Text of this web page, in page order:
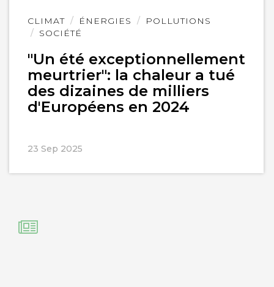
CLIMAT ÉNERGIES
POLLUTIONS
SOCIÉTÉ
"Un été exceptionnellement
meurtrier": la chaleur a tué
des dizaines de milliers
d'Européens en 2024
23 Sep 2025
Lire
l'article